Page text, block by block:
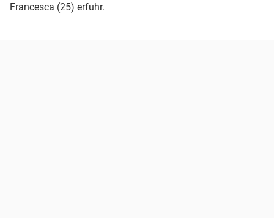
Francesca (25) erfuhr.